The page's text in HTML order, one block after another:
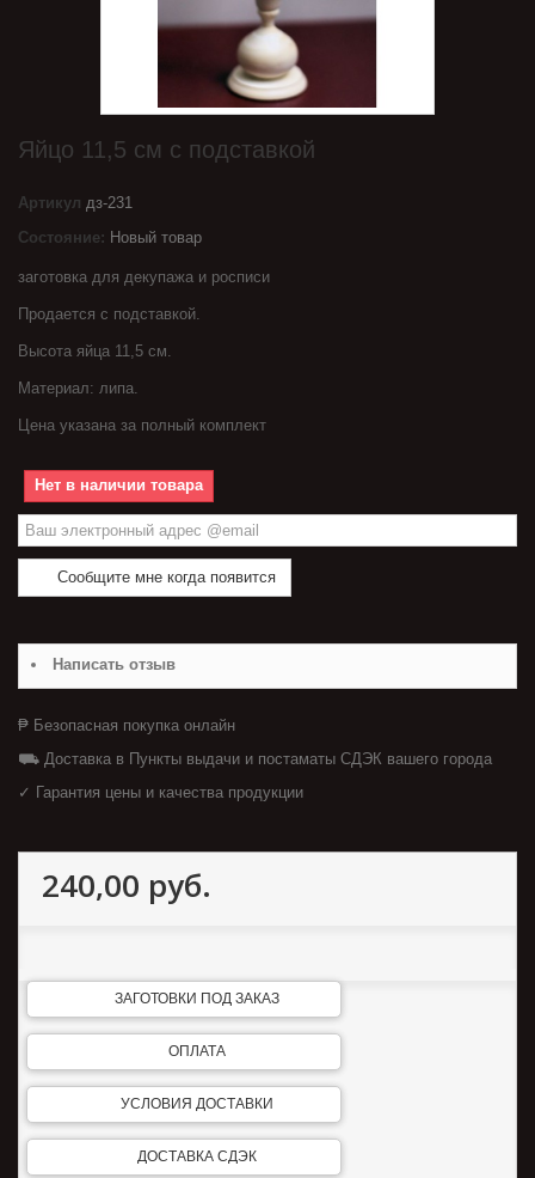
Яйцо 11,5 см с подставкой
Артикул дз-231
Состояние: Новый товар
заготовка для декупажа и росписи
Продается с подставкой.
Высота яйца 11,5 см.
Материал: липа.
Цена указана за полный комплект
Нет в наличии товара
Сообщите мне когда появится
Написать отзыв
₱ Безопасная покупка онлайн
⛟ Доставка в Пункты выдачи и постаматы СДЭК вашего города
✓ Гарантия цены и качества продукции
240,00 руб.
ЗАГОТОВКИ ПОД ЗАКАЗ
ОПЛАТА
УСЛОВИЯ ДОСТАВКИ
ДОСТАВКА СДЭК